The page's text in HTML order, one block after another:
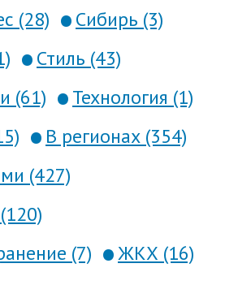
(28)
Сибирь (3)
Стиль (43)
(61)
Технология (1)
В регионах (354)
(427)
(7)
ЖКХ (16)